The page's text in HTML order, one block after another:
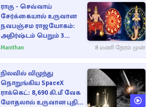
ராகு - செவ்வாய்
சேர்க்கையால் உருவான
நவபஞ்சம ராஜயோகம்:
அதிர்ஷ்டம் பெறும் 3
ராசிகள்!
Manithan 8 மணி நேரம் முன்
நிலவில் விழுந்து
நொறுங்கிய SpaceX
ராக்கெட்: 8,690 கி.மீ வேக
மோதலால் உருவான புதிய